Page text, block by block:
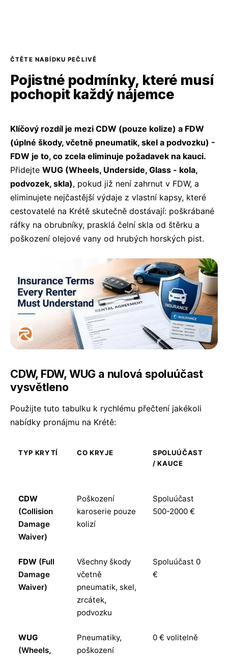
ČTĚTE NABÍDKU PEČLIVĚ
Pojistné podmínky, které musí
pochopit každý nájemce
Klíčový rozdíl je mezi CDW (pouze kolize) a FDW
(úplné škody, včetně pneumatik, skel a podvozku) -
FDW je to, co zcela eliminuje požadavek na kauci.
Přidejte WUG (Wheels, Underside, Glass - kola,
podvozek, skla), pokud již není zahrnut v FDW, a
eliminujete nejčastější výdaje z vlastní kapsy, které
cestovatelé na Krétě skutečně dostávají: poškrábané
ráfky na obrubníky, prasklá čelní skla od štěrku a
poškození olejové vany od hrubých horských pist.
CDW, FDW, WUG a nulová spoluúčast
vysvětleno
Použijte tuto tabulku k rychlému přečtení jakékoli
nabídky pronájmu na Krétě:
TYP KRYTÍ CO KRYJE
SPOLUÚČAST
/ KAUCE
CDW
(Collision
Damage
Waiver)
Poškození
karoserie pouze
kolizí
Spoluúčast
500-2000 €
FDW (Full
Damage
Waiver)
Všechny škody
včetně
pneumatik, skel,
zrcátek,
podvozku
Spoluúčast 0
€
WUG
(Wheels,
Pneumatiky,
poškození
0 € volitelně